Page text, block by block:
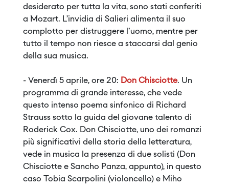
desiderato per tutta la vita, sono stati conferiti
a Mozart. L’invidia di Salieri alimenta il suo
complotto per distruggere l'uomo, mentre per
tutto il tempo non riesce a staccarsi dal genio
della sua musica.
- Venerdì 5 aprile, ore 20: Don Chisciotte. Un
programma di grande interesse, che vede
questo intenso poema sinfonico di Richard
Strauss sotto la guida del giovane talento di
Roderick Cox. Don Chisciotte, uno dei romanzi
più significativi della storia della letteratura,
vede in musica la presenza di due solisti (Don
Chisciotte e Sancho Panza, appunto), in questo
caso Tobia Scarpolini (violoncello) e Miho